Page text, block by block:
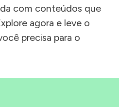
com conteúdos que
agora e leve o
precisa para o